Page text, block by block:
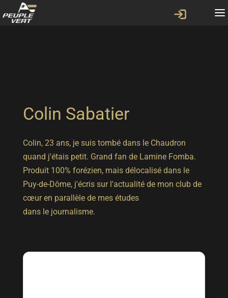
Colin Sabatier
Colin, 23 ans, je suis tombé dans le Chaudron
quand j'étais petit. Grand fan de Lamine Fomba.
Produit 100% forézien, mais délocalisé dans le
Puy-de-Dôme, j'écris sur l'actualité de mon club de
cœur en parallèle de mes études
dans le journalisme.